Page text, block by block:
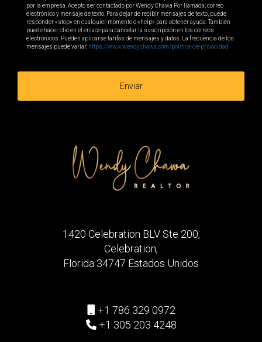
por la empresa. Acepto ser contactado por Wendy Chawa Por llamada, correo
electrónico y mensaje de texto. Para dejar de recibir mensajes de texto, puede
responder «stop» en cualquier momento o «help» para obtener ayuda. También
puede hacer clic en el enlace para cancelar la suscripción en los correos
electrónicos. Pueden aplicarse tarifas de mensajes y datos. La frecuencia de los
mensajes puede variar. https://www.wendychawa.com/politica-de-privacidad
Enviar
1420 Celebration BLV Ste 200,
Celebration,
Florida 34747 Estados Unidos
+1 786 329 0972
+1 305 203 4248